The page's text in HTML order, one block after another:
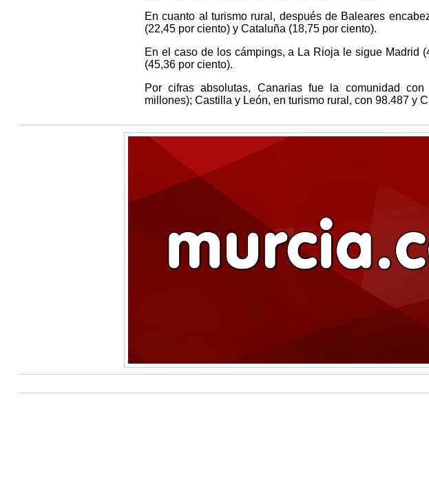
En cuanto al turismo rural, después de Baleares
(22,45 por ciento) y Cataluña (18,75 por ciento).
En el caso de los cámpings, a La Rioja le sigue Madrid
(45,36 por ciento).
Por cifras absolutas, Canarias fue la comunidad
millones); Castilla y León, en turismo rural, con 98.487 y